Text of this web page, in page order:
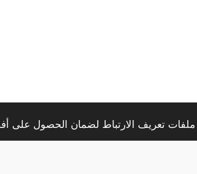
تعريف الارتباط لضمان الحصول على